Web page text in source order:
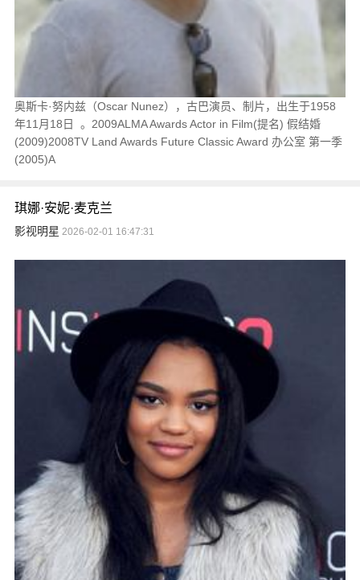
奥斯卡·努内兹（Oscar Nunez），古巴演员、制片，出生于1958
年11月18日 。2009ALMA Awards Actor in Film(提名) 假结婚
(2009)2008TV Land Awards Future Classic Award 办公室 第一季
(2005)A
琪娜·安妮·麦克兰
影视明星 2026-02-01 16:47:31